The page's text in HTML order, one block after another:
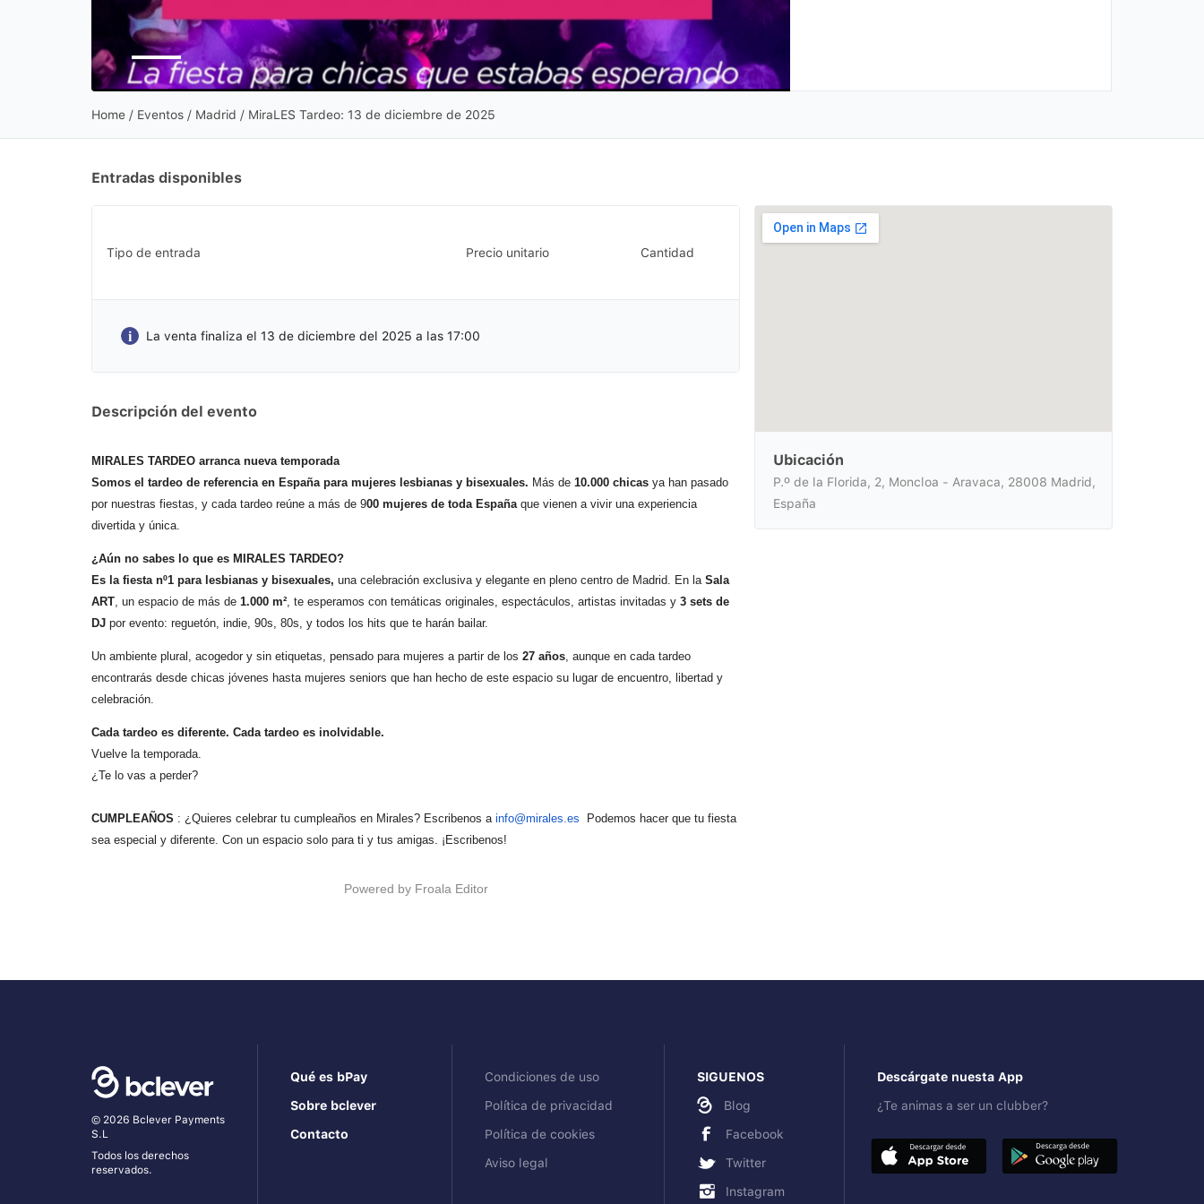
Home / Eventos / Madrid / MiraLES Tardeo: 13 de diciembre de 2025
Entradas disponibles
Tipo de entrada Precio unitario Cantidad
La venta finaliza el 13 de diciembre del 2025 a las 17:00
Descripción del evento
MIRALES TARDEO arranca nueva temporada
Somos el tardeo de referencia en España para mujeres lesbianas y bisexuales. Más de 10.000 chicas ya han pasado
por nuestras fiestas, y cada tardeo reúne a más de 900 mujeres de toda Españaque vienen a vivir una experiencia
divertida y única.
¿Aún no sabes lo que es MIRALES TARDEO?
Es la fiesta nº1 para lesbianas y bisexuales, una celebración exclusiva y elegante en pleno centro de Madrid. En la Sala
ART, un espacio de más de 1.000 m², te esperamos con temáticas originales, espectáculos, artistas invitadas y 3 sets de
DJ por evento: reguetón, indie, 90s, 80s, y todos los hits que te harán bailar.
Un ambiente plural, acogedor y sin etiquetas, pensado para mujeres a partir de los 27 años, aunque en cada tardeo
encontrarás desde chicas jóvenes hasta mujeres seniors que han hecho de este espacio su lugar de encuentro, libertad y
celebración.
Cada tardeo es diferente. Cada tardeo es inolvidable.
Vuelve la temporada.
¿Te lo vas a perder?
CUMPLEAÑOS : ¿Quieres celebrar tu cumpleaños en Mirales? Escribenos a info@mirales.es Podemos hacer que tu fiesta
sea especial y diferente. Con un espacio solo para ti y tus amigas. ¡Escribenos!
Powered by Froala Editor
Ubicación
P.º de la Florida, 2, Moncloa - Aravaca, 28008 Madrid,
España
© 2026 Bclever Payments
S.L
Todos los derechos
reservados.
Qué es bPay
Sobre bclever
Contacto
Condiciones de uso
Política de privacidad
Política de cookies
Aviso legal
SIGUENOS
Blog
Facebook
Twitter
Instagram
Descárgate nuesta App
¿Te animas a ser un clubber?